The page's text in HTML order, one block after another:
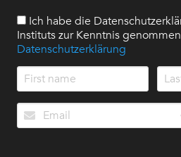
Ich habe die
Instituts zur Kenntnis
Datenschutzerklärung